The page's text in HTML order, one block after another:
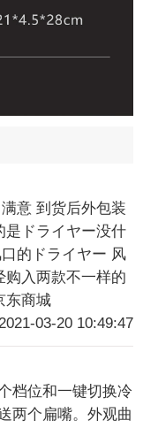
意 到货后外包装
是ドライヤー没什
的ドライヤー 风
购入两款不一样的
东商城
03-20 10:49:47
档位和一键切换冷
两个扁嘴。外观曲